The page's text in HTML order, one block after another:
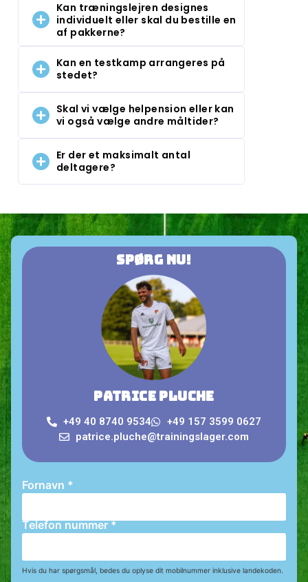
Kan træningslejren designes
individuelt eller skal du bestille en
af pakkerne?
Kan en testkamp arrangeres på
stedet?
Skal vi vælge helpension eller kan
vi også vælge andre måltider?
Er der et maksimalt antal
deltagere?
Spørg nu!
Patrice Pluche
+49 40 8740 9534
+49 157 3599 0627
patrice.pluche@trainingslager.com
Fornavn *
Telefon nummer*
Hvis du har spørgsmål, bedes du oplyse dit mobilnummer inklusive landekoden.